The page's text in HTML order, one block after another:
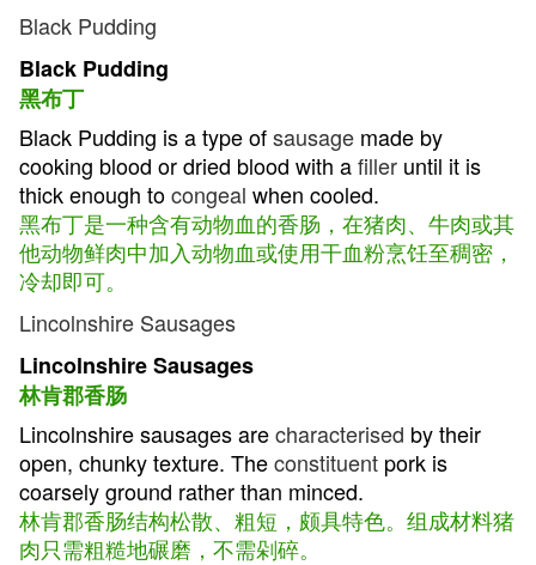
Black Pudding
Black Pudding
黑布丁
Black Pudding is a type ofsausage made by
cooking blood or dried blood with afiller until it is
thick enough tocongeal when cooled.
黑布丁是一种含有动物血的香肠，在猪肉、牛肉或其
他动物鲜肉中加入动物血或使用干血粉烹饪至稠密，
冷却即可。
Lincolnshire Sausages
Lincolnshire Sausages
林肯郡香肠
Lincolnshire sausages arecharacterised by their
open, chunky texture. Theconstituent pork is
coarsely ground rather than minced.
林肯郡香肠结构松散、粗短，颇具特色。组成材料猪
肉只需粗糙地碾磨，不需剁碎。